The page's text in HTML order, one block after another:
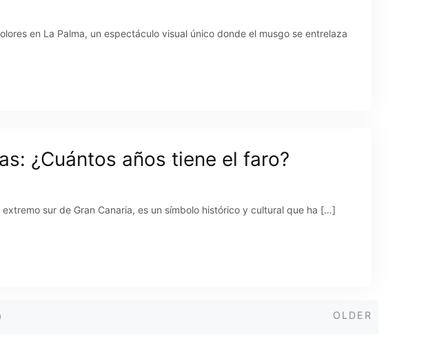
en La Palma, un espectáculo visual único donde el musgo se entrelaza
¿Cuántos años tiene el faro?
sur de Gran Canaria, es un símbolo histórico y cultural que ha […]
OLDER